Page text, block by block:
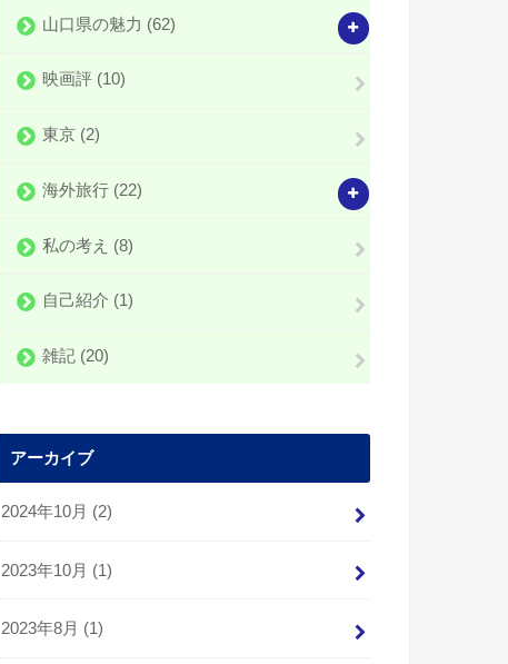
山口県の魅力 (62)
映画評 (10)
東京 (2)
海外旅行 (22)
私の考え (8)
自己紹介 (1)
雑記 (20)
アーカイブ
2024年10月 (2)
2023年10月 (1)
2023年8月 (1)